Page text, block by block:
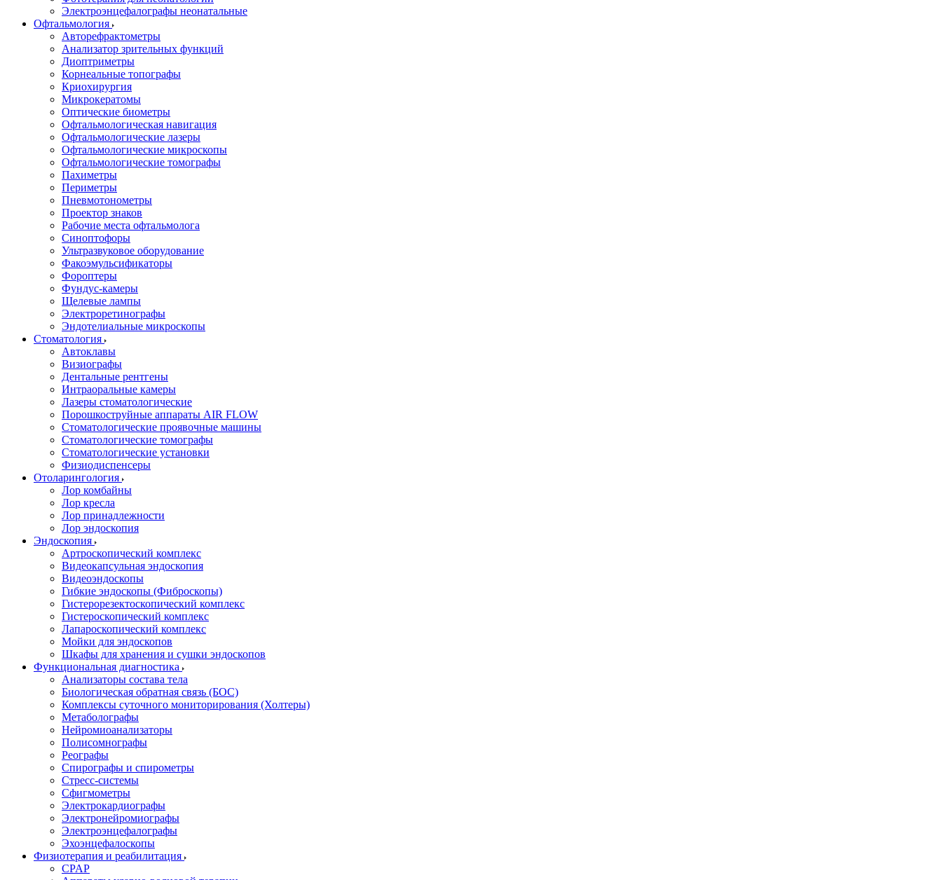
Электроэнцефалографы неонатальные
Офтальмология
Авторефрактометры
Анализатор зрительных функций
Диоптриметры
Корнеальные топографы
Криохирургия
Микрокератомы
Оптические биометры
Офтальмологическая навигация
Офтальмологические лазеры
Офтальмологические микроскопы
Офтальмологические томографы
Пахиметры
Периметры
Пневмотонометры
Проектор знаков
Рабочие места офтальмолога
Синоптофоры
Ультразвуковое оборудование
Факоэмульсификаторы
Фороптеры
Фундус-камеры
Щелевые лампы
Электроретинографы
Эндотелиальные микроскопы
Стоматология
Автоклавы
Визиографы
Дентальные рентгены
Интраоральные камеры
Лазеры стоматологические
Порошкоструйные аппараты AIR FLOW
Стоматологические проявочные машины
Стоматологические томографы
Стоматологические установки
Физиодиспенсеры
Отоларингология
Лор комбайны
Лор кресла
Лор принадлежности
Лор эндоскопия
Эндоскопия
Артроскопический комплекс
Видеокапсульная эндоскопия
Видеоэндоскопы
Гибкие эндоскопы (Фиброcкопы)
Гистерорезектоскопический комплекс
Гистероскопический комплекс
Лапароскопический комплекс
Мойки для эндоскопов
Шкафы для хранения и сушки эндоскопов
Функциональная диагностика
Анализаторы состава тела
Биологическая обратная связь (БОС)
Комплексы суточного мониторирования (Холтеры)
Метаболографы
Нейромиоанализаторы
Полисомнографы
Реографы
Спирографы и спирометры
Стресс-системы
Сфигмометры
Электрокардиографы
Электронейромиографы
Электроэнцефалографы
Эхоэнцефалоскопы
Физиотерапия и реабилитация
CPAP